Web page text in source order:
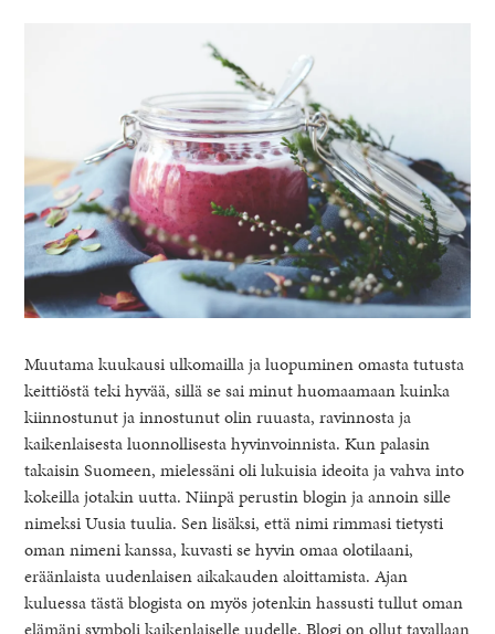
Muutama kuukausi ulkomailla ja luopuminen omasta tutusta
keittiöstä teki hyvää, sillä se sai minut huomaamaan kuinka
kiinnostunut ja innostunut olin ruuasta, ravinnosta ja
kaikenlaisesta luonnollisesta hyvinvoinnista. Kun palasin
takaisin Suomeen, mielessäni oli lukuisia ideoita ja vahva into
kokeilla jotakin uutta. Niinpä perustin blogin ja annoin sille
nimeksi Uusia tuulia. Sen lisäksi, että nimi rimmasi tietysti
oman nimeni kanssa, kuvasti se hyvin omaa olotilaani,
eräänlaista uudenlaisen aikakauden aloittamista. Ajan
kuluessa tästä blogista on myös jotenkin hassusti tullut oman
elämäni symboli kaikenlaiselle uudelle. Blogi on ollut tavallaan